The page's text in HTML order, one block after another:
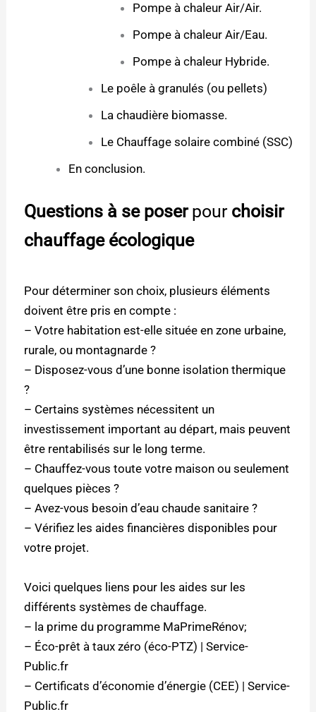
Pompe à chaleur Air/Air.
Pompe à chaleur Air/Eau.
Pompe à chaleur Hybride.
Le poêle à granulés (ou pellets)
La chaudière biomasse.
Le Chauffage solaire combiné (SSC)
En conclusion.
Questions à se poserpour choisir
chauffage écologique
Pour déterminer son choix, plusieurs éléments
doivent être pris en compte :
– Votre habitation est-elle située en zone urbaine,
rurale, ou montagnarde ?
– Disposez-vous d’une bonne isolation thermique
?
– Certains systèmes nécessitent un
investissement important au départ, mais peuvent
être rentabilisés sur le long terme.
– Chauffez-vous toute votre maison ou seulement
quelques pièces ?
– Avez-vous besoin d’eau chaude sanitaire ?
– Vérifiez les aides financières disponibles pour
votre projet.
Voici quelques liens pour les aides sur les
différents systèmes de chauffage.
– la prime du programme MaPrimeRénov;
– Éco-prêt à taux zéro (éco-PTZ) | Service-
Public.fr
– Certificats d’économie d’énergie (CEE) | Service-
Public.fr